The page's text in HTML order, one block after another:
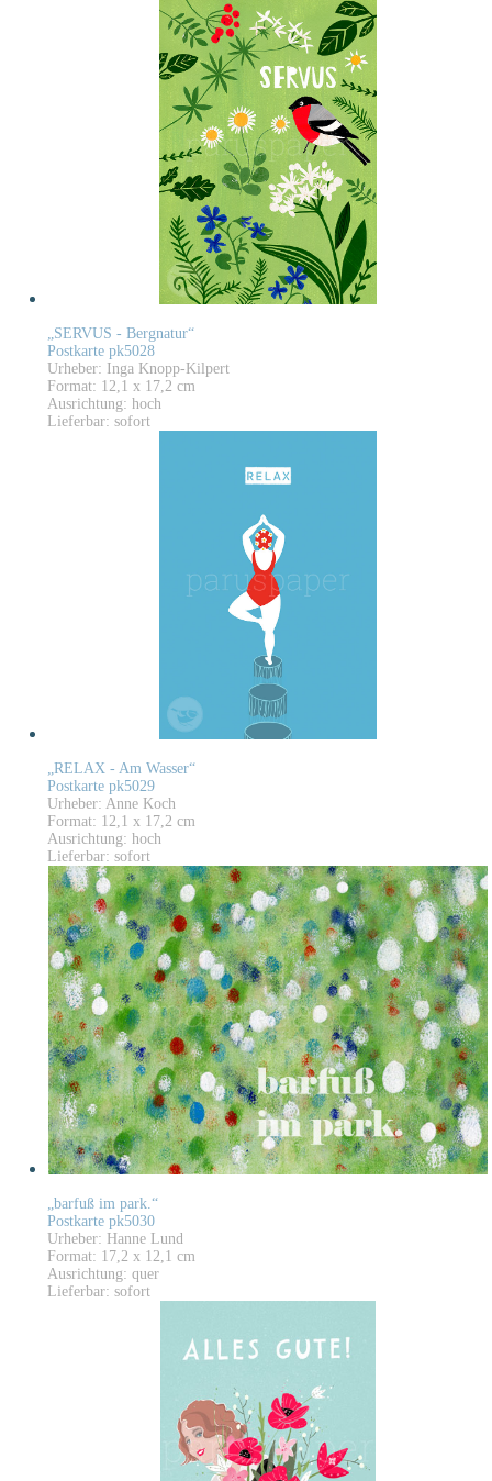
„SERVUS - Bergnatur“
Postkarte pk5028
Urheber: Inga Knopp-Kilpert
Format: 12,1 x 17,2 cm
Ausrichtung: hoch
Lieferbar: sofort
„RELAX - Am Wasser“
Postkarte pk5029
Urheber: Anne Koch
Format: 12,1 x 17,2 cm
Ausrichtung: hoch
Lieferbar: sofort
„barfuß im park.“
Postkarte pk5030
Urheber: Hanne Lund
Format: 17,2 x 12,1 cm
Ausrichtung: quer
Lieferbar: sofort